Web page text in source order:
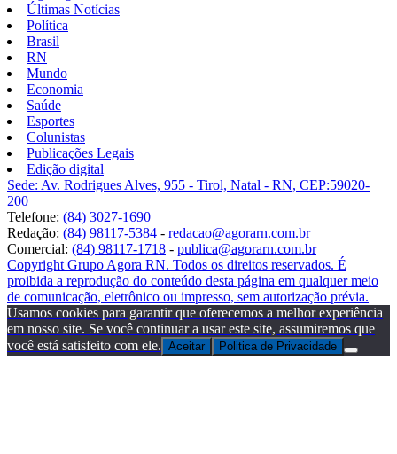
Últimas Notícias
Política
Brasil
RN
Mundo
Economia
Saúde
Esportes
Colunistas
Publicações Legais
Edição digital
Sede: Av. Rodrigues Alves, 955 - Tirol, Natal - RN, CEP:59020-
200
Telefone: (84) 3027-1690
Redação: (84) 98117-5384 - redacao@agorarn.com.br
Comercial: (84) 98117-1718 - publica@agorarn.com.br
Copyright Grupo Agora RN. Todos os direitos reservados. É
proibida a reprodução do conteúdo desta página em qualquer meio
de comunicação, eletrônico ou impresso, sem autorização prévia.
Usamos cookies para garantir que oferecemos a melhor experiência
em nosso site. Se você continuar a usar este site, assumiremos que
você está satisfeito com ele. Aceitar Politica de Privacidade